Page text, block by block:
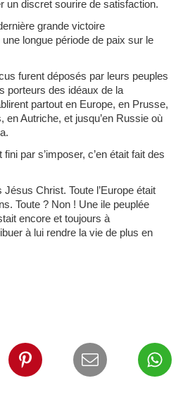
un discret sourire de satisfaction.
grande victoire
longue période de paix sur le
furent déposés par leurs peuples
porteurs des idéaux de la
partout en Europe, en Prusse,
Autriche, et jusqu’en Russie où
par s’imposer, c’en était fait des
Christ. Toute l’Europe était
Toute ? Non ! Une ile peuplée
encore et toujours à
à lui rendre la vie de plus en